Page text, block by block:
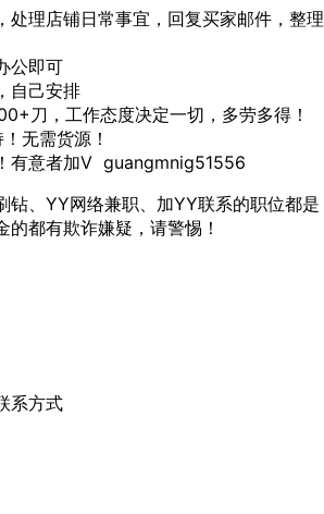
处理店铺日常事宜，回复买家邮件，整理
公即可
自己安排
刀，工作态度决定一切，多劳多得！
无需货源！
有意者加V guangmnig51556
钻、YY网络兼职、加YY联系的职位都是
都有欺诈嫌疑，请警惕！
系方式